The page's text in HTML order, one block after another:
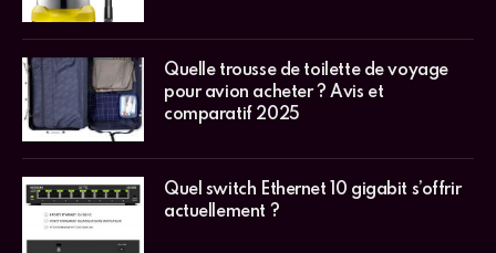
Quelle trousse de toilette de voyage
pour avion acheter ? Avis et
comparatif 2025
Quel switch Ethernet 10 gigabit s’offrir
actuellement ?